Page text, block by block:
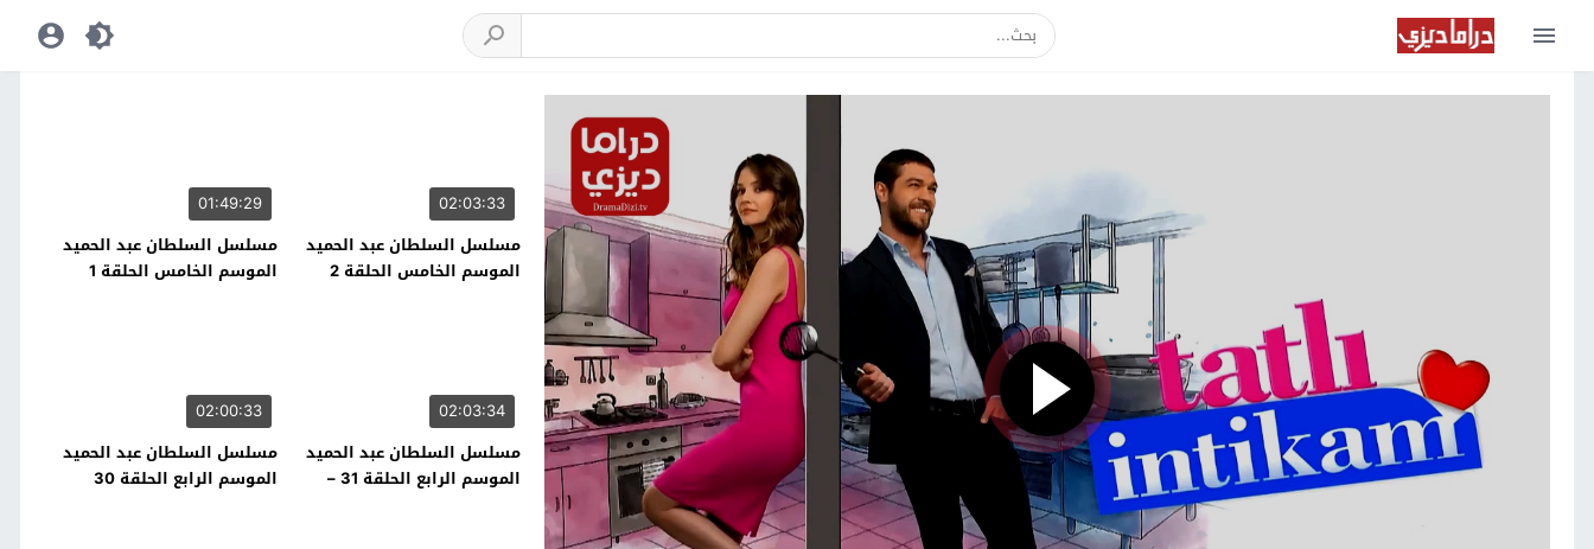
02:03:33
مسلسل السلطان عبد الحميد
الموسم الخامس الحلقة 2
01:49:29
مسلسل السلطان عبد الحميد
الموسم الخامس الحلقة 1
02:03:34
مسلسل السلطان عبد الحميد
الموسم الرابع الحلقة 31 –
02:00:33
مسلسل السلطان عبد الحميد
الموسم الرابع الحلقة 30